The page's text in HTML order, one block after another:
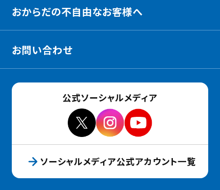
おからだの不自由なお客様へ
お問い合わせ
公式ソーシャルメディア
ソーシャルメディア公式アカウント一覧